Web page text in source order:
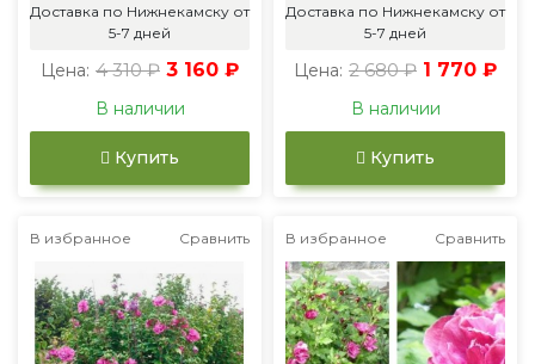
Доставка по Нижнекамску от
5-7 дней
Цена: 4 310 ₽ 3 160 ₽
В наличии
Купить
Доставка по Нижнекамску от
5-7 дней
Цена: 2 680 ₽ 1 770 ₽
В наличии
Купить
В избранное Сравнить В избранное Сравнить